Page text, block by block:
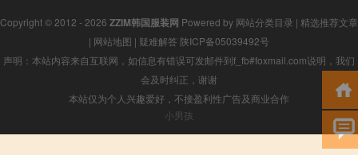
Copyright © 2012 - 2026 ZZIM韩国服装网 Powered by 网站分类目录 | 精选推荐文章
| 网站地图 | 疑难解答 陕ICP备05039492号
声明：本站内容来自互联网，如信息有错误可发邮件到f_fb#foxmail.com说明，我们
会及时纠正，谢谢
本站仅为个人兴趣爱好，不接盈利性广告及商业合作
小男孩